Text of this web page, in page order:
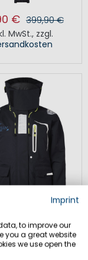
€ 399,90 €
MwSt., zzgl.
OCEAN JACKE
DAMEN
Imprint
to improve our
you a great website
we use open the